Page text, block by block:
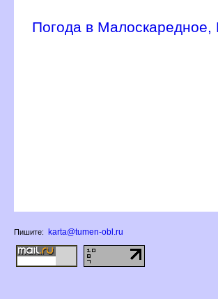
Погода в Малоскаредное,
Пишите: karta@tumen-obl.ru